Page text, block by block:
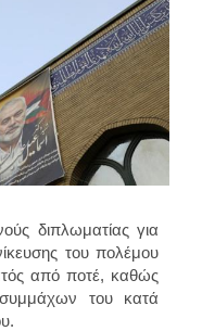
διπλωματίας για
του πολέμου
από ποτέ, καθώς
του κατά